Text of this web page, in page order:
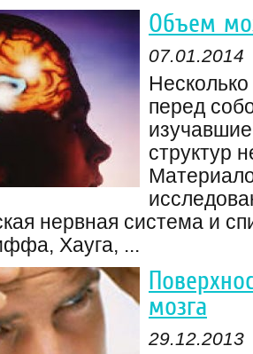
Объем
07.01.2014
перед
структур
нервная система и
Хауга, ...
мозга
29.12.2013